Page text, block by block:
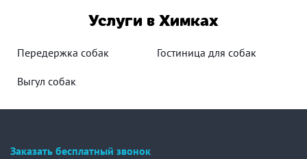
Услуги в Химках
Передержка собак Гостиница для собак
Выгул собак
Заказать бесплатный звонок